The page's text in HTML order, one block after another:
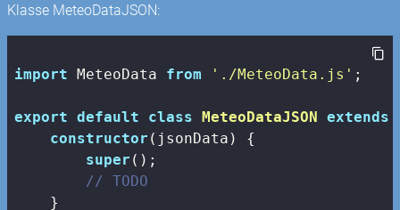
Klasse MeteoDataJSON:
import MeteoData from './MeteoData.js' ;
export default class MeteoDataJSON extends
constructor (jsonData) {
super ();
// TODO
    }